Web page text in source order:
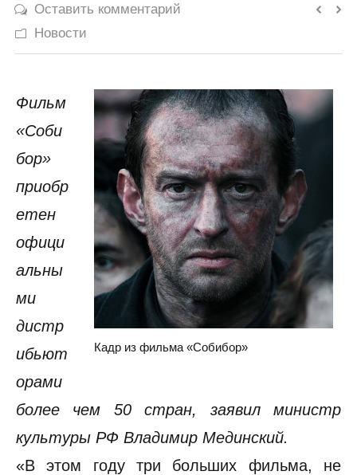
Юмор
Оставить комментарий
Новости
Кадр из фильма «Собибор»
Фильм
«Соби
бор»
приобр
етен
офици
альны
ми
дистр
ибьют
орами
более чем 50 стран, заявил министр
культуры РФ Владимир Мединский.
«В этом году три больших фильма, не